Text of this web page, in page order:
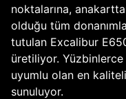
noktalarına,
olduğu tüm
tutulan Excalibur
üretiliyor.
uyumlu olan en
sunuluyor.